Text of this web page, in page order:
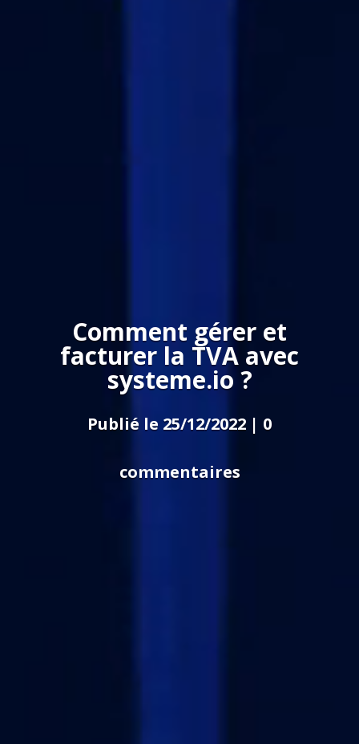
Comment gérer et
facturer la TVA avec
systeme.io ?
Publié le 25/12/2022 | 0
commentaires